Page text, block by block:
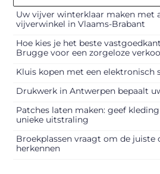
Uw vijver winterklaar maken met
vijverwinkel in Vlaams-Brabant
Hoe kies je het beste
Brugge voor een zorgeloze
Kluis kopen met een elektronisch
Drukwerk in Antwerpen bepaalt
Patches laten maken: geef
unieke uitstraling
Broekplassen vraagt om de juiste
herkennen